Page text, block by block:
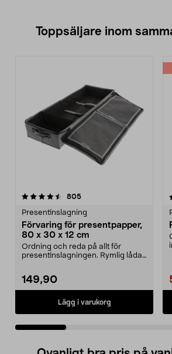
Toppsäljare inom
805recensioner
Presentinslagning
Förvaring för presentpapper,
80 x 30 x 12 cm
Ordning och reda på allt för
presentinslagningen. Rymlig låda
149,90
Lägg i varukorg
4.0 av 5 stjärnor